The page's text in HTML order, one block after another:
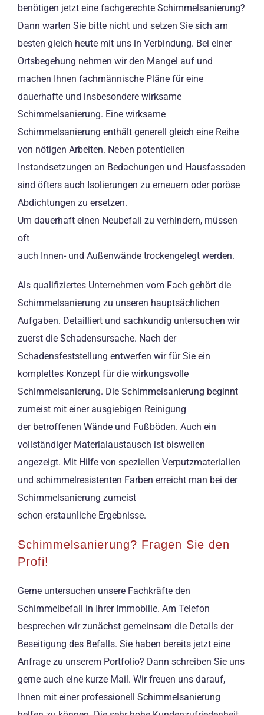
benötigen jetzt eine fachgerechte Schimmelsanierung?
Dann warten Sie bitte nicht und setzen Sie sich am
besten gleich heute mit uns in Verbindung. Bei einer
Ortsbegehung nehmen wir den Mangel auf und
machen Ihnen fachmännische Pläne für eine
dauerhafte und insbesondere wirksame
Schimmelsanierung. Eine wirksame
Schimmelsanierung enthält generell gleich eine Reihe
von nötigen Arbeiten. Neben potentiellen
Instandsetzungen an Bedachungen und Hausfassaden
sind öfters auch Isolierungen zu erneuern oder poröse
Abdichtungen zu ersetzen.
Um dauerhaft einen Neubefall zu verhindern, müssen
oft
auch Innen- und Außenwände trockengelegt werden.
Als qualifiziertes Unternehmen vom Fach gehört die
Schimmelsanierung zu unseren hauptsächlichen
Aufgaben. Detailliert und sachkundig untersuchen wir
zuerst die Schadensursache. Nach der
Schadensfeststellung entwerfen wir für Sie ein
komplettes Konzept für die wirkungsvolle
Schimmelsanierung. Die Schimmelsanierung beginnt
zumeist mit einer ausgiebigen Reinigung
der betroffenen Wände und Fußböden. Auch ein
vollständiger Materialaustausch ist bisweilen
angezeigt. Mit Hilfe von speziellen Verputzmaterialien
und schimmelresistenten Farben erreicht man bei der
Schimmelsanierung zumeist
schon erstaunliche Ergebnisse.
Schimmelsanierung? Fragen Sie den
Profi!
Gerne untersuchen unsere Fachkräfte den
Schimmelbefall in Ihrer Immobilie. Am Telefon
besprechen wir zunächst gemeinsam die Details der
Beseitigung des Befalls. Sie haben bereits jetzt eine
Anfrage zu unserem Portfolio? Dann schreiben Sie uns
gerne auch eine kurze Mail. Wir freuen uns darauf,
Ihnen mit einer professionell Schimmelsanierung